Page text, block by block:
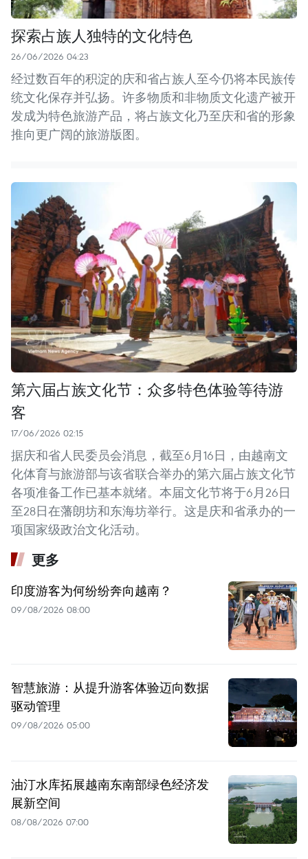
探索占族人独特的文化特色
26/06/2026 04:23
经过数百年的积淀的庆和省占族人至今仍将本民族传
统文化保存并弘扬。许多物质和非物质文化遗产被开
发成为特色旅游产品，将占族文化乃至庆和省的形象
推向更广阔的旅游版图。
第六届占族文化节：众多特色体验等待游
客
17/06/2026 02:15
据庆和省人民委员会消息，截至6月16日，由越南文
化体育与旅游部与该省联合举办的第六届占族文化节
各项准备工作已基本就绪。本届文化节将于6月26日
至28日在藩朗坊和东海坊举行。这是庆和省承办的一
项国家级政治文化活动。
更多
印度游客为何纷纷奔向越南？
09/08/2026 08:00
智慧旅游：从提升游客体验迈向数据
驱动管理
09/08/2026 05:00
油汀水库拓展越南东南部绿色经济发
展新空间
08/08/2026 07:00